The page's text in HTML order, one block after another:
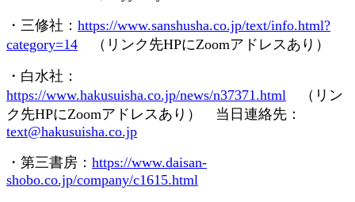
・三修社： https://www.sanshusha.co.jp/text/info.html?
category=14 （リンク先HPにZoomアドレスあり）
・白水社：
https://www.hakusuisha.co.jp/news/n37371.html （リン
ク先HPにZoomアドレスあり） 当日連絡先：
text@hakusuisha.co.jp
・第三書房： https://www.daisan-
shobo.co.jp/company/c1615.html